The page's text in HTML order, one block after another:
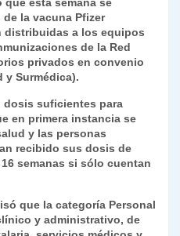
esta semana se
la vacuna Pfizer
distribuidas a los equipos
de la Red
privados en convenio
y Surmédica).
dosis suficientes para
en primera instancia se
y las personas
recibido sus dosis de
semanas si sólo cuentan
que la categoría Personal
y administrativo, de